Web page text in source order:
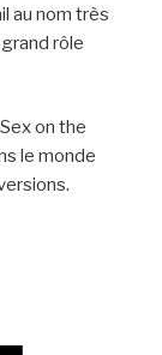
au nom très
rôle
on the
le monde